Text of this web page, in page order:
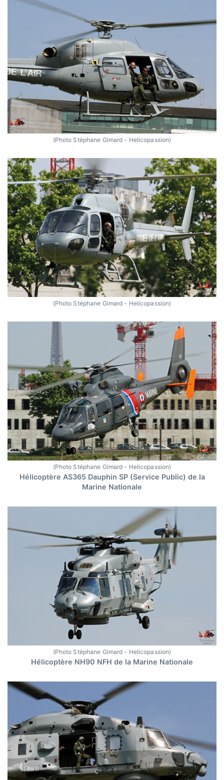
(Photo Stéphane Gimard - Helicopassion)
(Photo Stéphane Gimard - Helicopassion)
(Photo Stéphane Gimard - Helicopassion)
Hélicoptère AS365 Dauphin SP (Service Public) de la
Marine Nationale
(Photo Stéphane Gimard - Helicopassion)
Hélicoptère NH90 NFH de la Marine Nationale